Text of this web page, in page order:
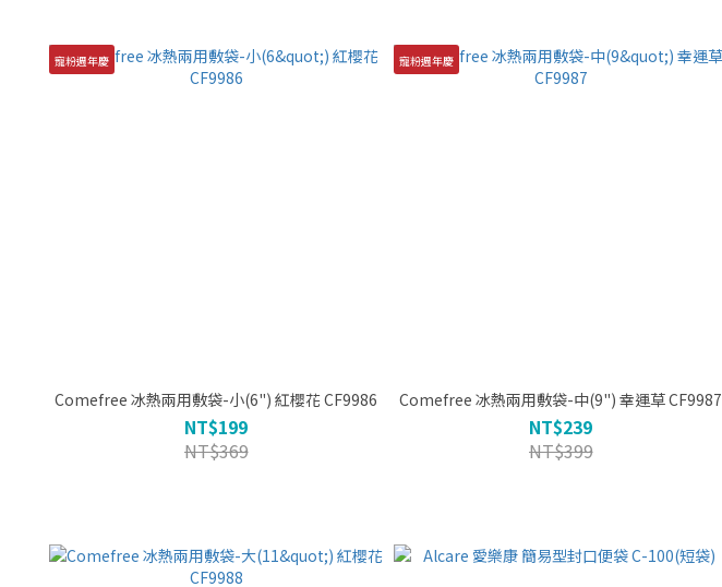
寵粉週年慶
Comefree 冰熱兩用敷袋-小(6") 紅櫻花 CF9986
NT$199
NT$369
寵粉週年慶
Comefree 冰熱兩用敷袋-中(9") 幸運草 CF9987
NT$239
NT$399